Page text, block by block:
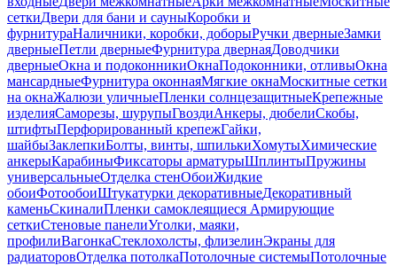
сеткиДвери для бани и сауныКоробки и
фурнитураНаличники, коробки, доборыРучки дверныеЗамки
дверныеПетли дверныеФурнитура двернаяДоводчики
дверныеОкна и подоконникиОкнаПодоконники, отливыОкна
мансардныеФурнитура оконнаяМягкие окнаМоскитные сетки
на окнаЖалюзи уличныеПленки солнцезащитныеКрепежные
изделияСаморезы, шурупыГвоздиАнкеры, дюбелиСкобы,
штифтыПерфорированный крепежГайки,
шайбыЗаклепкиБолты, винты, шпилькиХомутыХимические
анкерыКарабиныФиксаторы арматурыШплинтыПружины
универсальныеОтделка стенОбоиЖидкие
обоиФотообоиШтукатурки декоративныеДекоративный
каменьСкиналиПленки самоклеящиеся Армирующие
сеткиСтеновые панелиУголки, маяки,
профилиВагонкаСтеклохолсты, флизелинЭкраны для
радиаторовОтделка потолкаПотолочные системыПотолочные